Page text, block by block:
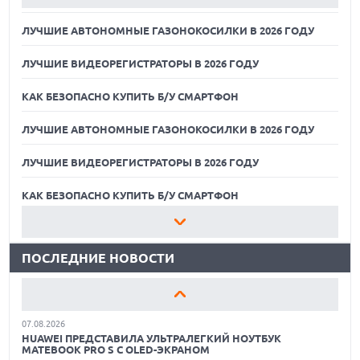
ЛУЧШИЕ АВТОНОМНЫЕ ГАЗОНОКОСИЛКИ В 2026 ГОДУ
ЛУЧШИЕ ВИДЕОРЕГИСТРАТОРЫ В 2026 ГОДУ
КАК БЕЗОПАСНО КУПИТЬ Б/У СМАРТФОН
ЛУЧШИЕ АВТОНОМНЫЕ ГАЗОНОКОСИЛКИ В 2026 ГОДУ
ЛУЧШИЕ ВИДЕОРЕГИСТРАТОРЫ В 2026 ГОДУ
КАК БЕЗОПАСНО КУПИТЬ Б/У СМАРТФОН
ЛУЧШИЕ АВТОНОМНЫЕ ГАЗОНОКОСИЛКИ В 2026 ГОДУ
ЛУЧШИЕ ВИДЕОРЕГИСТРАТОРЫ В 2026 ГОДУ
КАК БЕЗОПАСНО КУПИТЬ Б/У СМАРТФОН
ЛУЧШИЕ АВТОНОМНЫЕ ГАЗОНОКОСИЛКИ В 2026 ГОДУ
ПОСЛЕДНИЕ НОВОСТИ
07.08.2026
НА КЕЙСЕ ДЛЯ УПРАВЛЕНИЯ МУЗЫКОЙ
КАМЕРЫ В СМАРТФОНАХ PIXEL 11 PRO
07.08.2026
HUAWEI ПРЕДСТАВИЛА УЛЬТРАЛЕГКИЙ НОУТБУК
MATEBOOK PRO S С OLED-ЭКРАНОМ